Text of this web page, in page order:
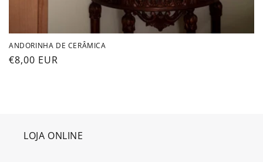
ANDORINHA DE CERÂMICA
Preço
€8,00 EUR
LOJA ONLINE